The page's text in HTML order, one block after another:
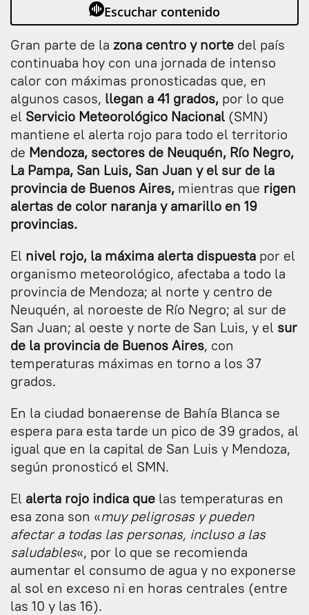
Escuchar contenido
Gran parte de la zona centro y norte del país
continuaba hoy con una jornada de intenso
calor con máximas pronosticadas que, en
algunos casos, llegan a 41 grados, por lo que
el Servicio Meteorológico Nacional (SMN)
mantiene el alerta rojo para todo el territorio
de Mendoza, sectores de Neuquén, Río Negro,
La Pampa, San Luis, San Juan y el sur de la
provincia de Buenos Aires, mientras que rigen
alertas de color naranja y amarillo en 19
provincias.
El nivel rojo, la máxima alerta dispuesta por el
organismo meteorológico, afectaba a todo la
provincia de Mendoza; al norte y centro de
Neuquén, al noroeste de Río Negro; al sur de
San Juan; al oeste y norte de San Luis, y el sur
de la provincia de Buenos Aires, con
temperaturas máximas en torno a los 37
grados.
En la ciudad bonaerense de Bahía Blanca se
espera para esta tarde un pico de 39 grados, al
igual que en la capital de San Luis y Mendoza,
según pronosticó el SMN.
El alerta rojo indica que las temperaturas en
esa zona son «muy peligrosas y pueden
afectar a todas las personas, incluso a las
saludables«, por lo que se recomienda
aumentar el consumo de agua y no exponerse
al sol en exceso ni en horas centrales (entre
las 10 y las 16).